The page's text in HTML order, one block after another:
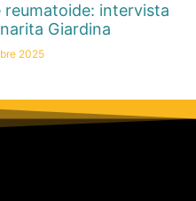
intervista
Giardina
2025